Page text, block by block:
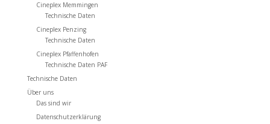
Cineplex Memmingen
Technische Daten
Cineplex Penzing
Technische Daten
Cineplex Pfaffenhofen
Technische Daten PAF
Technische Daten
Über uns
Das sind wir
Datenschutzerklärung